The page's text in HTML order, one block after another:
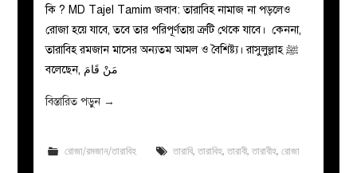
কি ? MD Tajel Tamim জবাব: তারাবিহ নামাজ না পড়লেও
রোজা হয়ে যাবে, তবে তার পরিপূর্ণতায় ত্রুটি থেকে যাবে। কেননা,
তারাবিহ রমজান মাসের অন্যতম আমল ও বৈশিষ্ট্য। রাসুলুল্লাহ ﷺ
বলেছেন, مَنْ قَامَ
বিস্তারিত পড়ুন →
রোজা/রমজান/তারাবিহ তারাবি, তারাবিহ, তারাবী, তারাবীহ, রোজা